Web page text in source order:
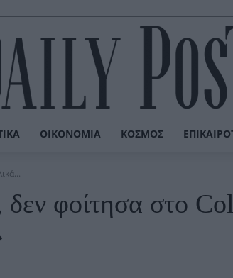
ΟΙΚΟΝΟΜΊΑ ΚΌΣΜΟΣ
δεν φοίτησα στο